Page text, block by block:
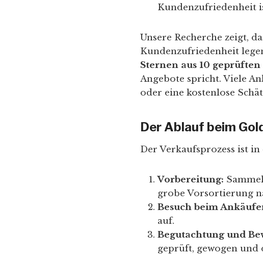
Kundenzufriedenheit
Unsere Recherche zeigt,
Kundenzufriedenheit
Sternen aus 10
Angebote spricht. Viele
oder eine kostenlose
Der Ablauf beim
Der Verkaufsprozess ist
Vorbereitung:
grobe Vorsortierung
Besuch beim
auf.
Begutachtung und
geprüft, gewogen